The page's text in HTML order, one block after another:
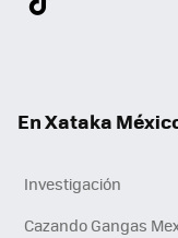
En Xataka
Investigación
Cazando Gangas